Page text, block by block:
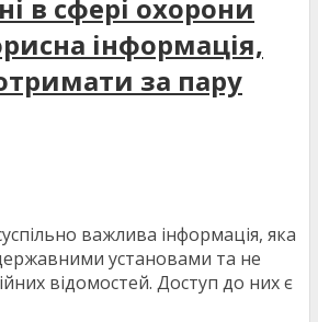
в сфері охорони
інформація,
за пару
важлива інформація, яка
установами та не
відомостей. Доступ до них є